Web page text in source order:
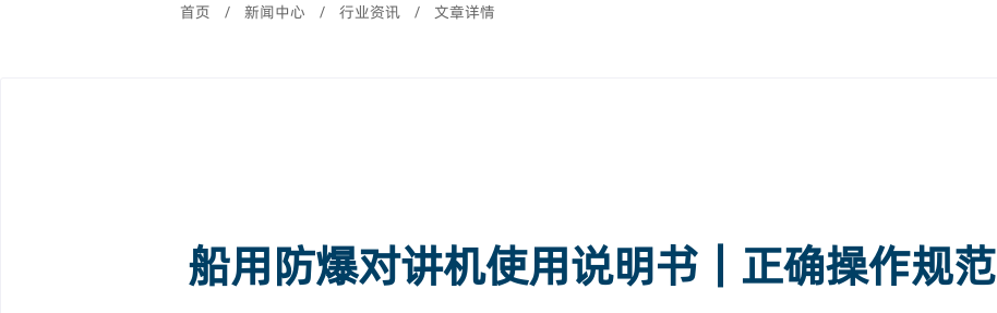
首页 / 新闻中心 / 行业资讯 / 文章详情
船用防爆对讲机使用说明书｜正确操作规范